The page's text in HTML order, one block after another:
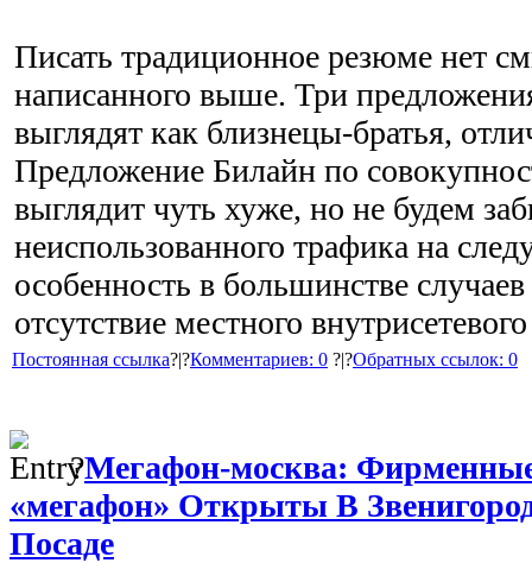
Писать традиционное резюме нет
написанного выше. Три
выглядят как близнецы-братья,
Предложение Билайн по
выглядит чуть хуже, но не будем
неиспользованного трафика на
особенность в большинстве
отсутствие местного
Постоянная ссылка?|?Комментариев: 0 ?|?Обратных ссылок: 0
?Мегафон-москва:
«мегафон» Открыты В
Посаде